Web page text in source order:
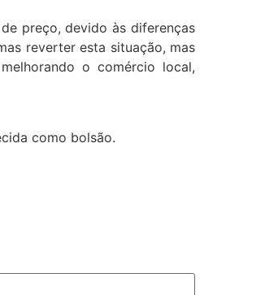
preço, devido às diferenças
reverter esta situação, mas
o comércio local,
como bolsão.